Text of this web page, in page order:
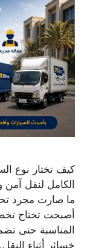
كيف تختار نوع
الكامل لنقل
ما صارت مجرد
أصبحت تحتاج
المناسبة حتى
خسائر أثناء